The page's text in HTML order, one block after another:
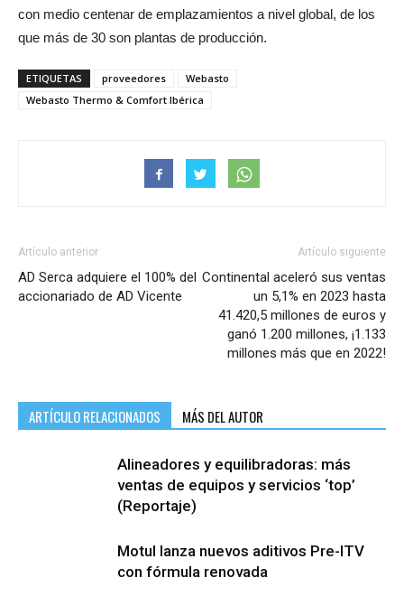
con medio centenar de emplazamientos a nivel global, de los
que más de 30 son plantas de producción.
ETIQUETAS proveedores
Webasto
Webasto Thermo & Comfort Ibérica
Artículo anterior
AD Serca adquiere el 100% del
accionariado de AD Vicente
Artículo siguiente
Continental aceleró sus ventas
un 5,1% en 2023 hasta
41.420,5 millones de euros y
ganó 1.200 millones, ¡1.133
millones más que en 2022!
ARTÍCULO RELACIONADOS MÁS DEL AUTOR
Alineadores y equilibradoras: más
ventas de equipos y servicios ‘top’
(Reportaje)
Motul lanza nuevos aditivos Pre-ITV
con fórmula renovada